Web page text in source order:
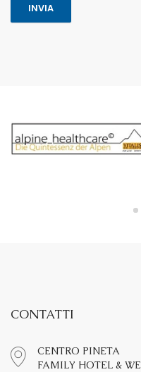
CONTATTI
CENTRO PINETA
FAMILY HOTEL &